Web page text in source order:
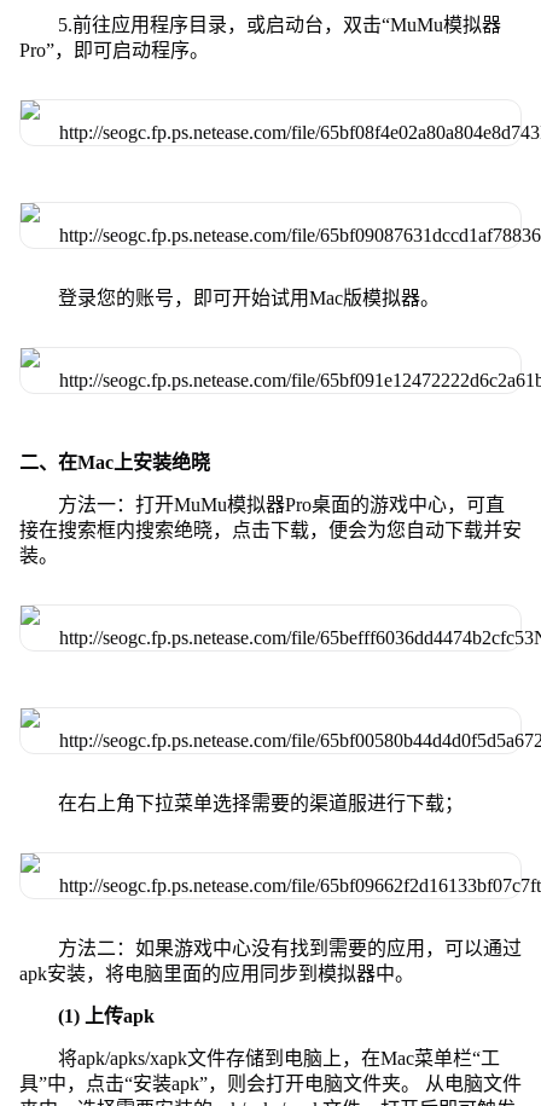
5.前往应用程序目录，或启动台，双击“MuMu模拟器
Pro”，即可启动程序。
登录您的账号，即可开始试用Mac版模拟器。
二、在Mac上安装绝晓
方法一：打开MuMu模拟器Pro桌面的游戏中心，可直
接在搜索框内搜索绝晓，点击下载，便会为您自动下载并安
装。
在右上角下拉菜单选择需要的渠道服进行下载；
方法二：如果游戏中心没有找到需要的应用，可以通过
apk安装，将电脑里面的应用同步到模拟器中。
(1) 上传apk
将apk/apks/xapk文件存储到电脑上，在Mac菜单栏“工
具”中，点击“安装apk”，则会打开电脑文件夹。 从电脑文件